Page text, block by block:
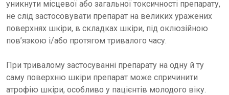
уникнути місцевої або загальної токсичності препарату,
не слід застосовувати препарат на великих уражених
поверхнях шкіри, в складках шкіри, під оклюзійною
пов’язкою і/або протягом тривалого часу.
При тривалому застосуванні препарату на одну й ту
саму поверхню шкіри препарат може спричинити
атрофію шкіри, особливо у пацієнтів молодого віку.